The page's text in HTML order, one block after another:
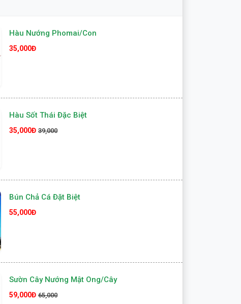
Hàu Nướng Phomai/con
35,000Đ
Hàu Sốt Thái Đặc Biệt
35,000Đ 39,000
Bún Chả Cá Đặt Biệt
55,000Đ
Sườn Cây Nướng Mật Ong/cây
59,000Đ 65,000